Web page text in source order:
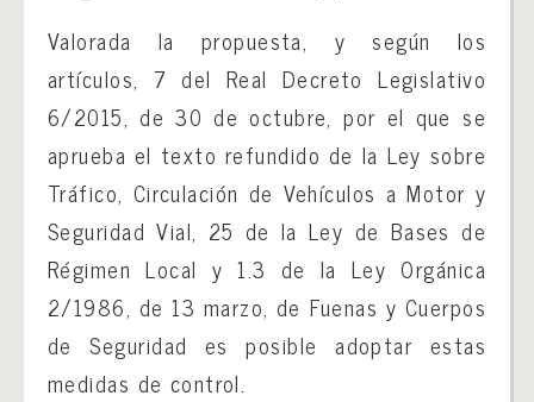
Valorada la propuesta, y según los
artículos, 7 del Real Decreto Legislativo
6/2015, de 30 de octubre, por el que se
aprueba el texto refundido de la Ley sobre
Tráfico, Circulación de Vehículos a Motor y
Seguridad Vial, 25 de la Ley de Bases de
Régimen Local y 1.3 de la Ley Orgánica
2/1986, de 13 marzo, de Fuenas y Cuerpos
de Seguridad es posible adoptar estas
medidas de control.